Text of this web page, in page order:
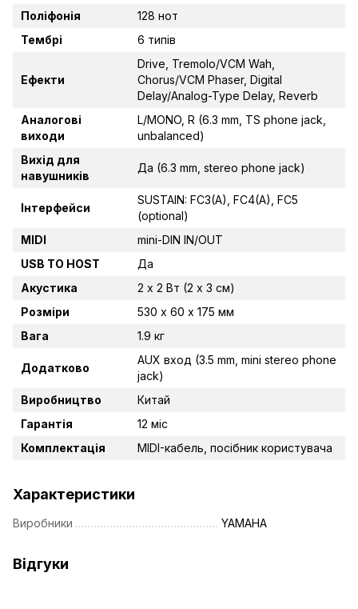
Поліфонія
128 нот
Тембрі
6 типів
Ефекти
Drive, Tremolo/VCM Wah,
Chorus/VCM Phaser, Digital
Delay/Analog-Type Delay, Reverb
Аналогові
виходи
L/MONO, R (6.3 mm, TS phone jack,
unbalanced)
Вихід для
навушників
Да (6.3 mm, stereo phone jack)
Інтерфейси
SUSTAIN: FC3(A), FC4(A), FC5
(optional)
MIDI
mini-DIN IN/OUT
USB TO HOST
Да
Акустика
2 х 2 Вт (2 х 3 см)
Розміри
530 х 60 х 175 мм
Вага
1.9 кг
Додатково
AUX вход (3.5 mm, mini stereo phone
jack)
Виробництво
Китай
Гарантія
12 міс
Комплектація
MIDI-кабель, посібник користувача
Характеристики
Виробники YAMAHA
Відгуки